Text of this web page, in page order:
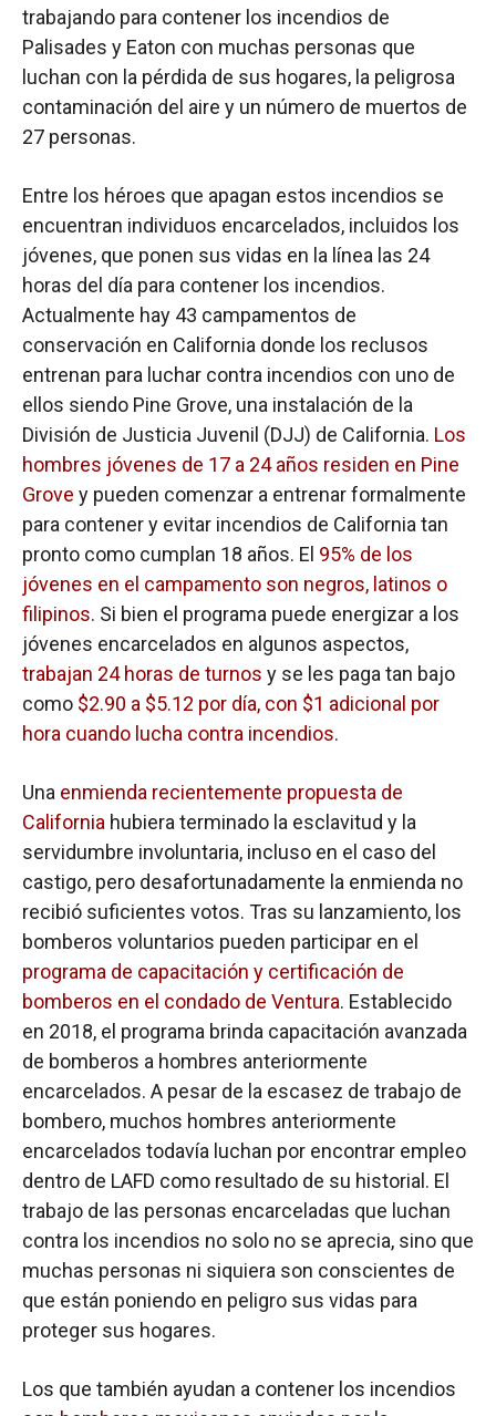
trabajando para contener los incendios de
Palisades y Eaton con muchas personas que
luchan con la pérdida de sus hogares, la peligrosa
contaminación del aire y un número de muertos de
27 personas.
Entre los héroes que apagan estos incendios se
encuentran individuos encarcelados, incluidos los
jóvenes, que ponen sus vidas en la línea las 24
horas del día para contener los incendios.
Actualmente hay 43 campamentos de
conservación en California donde los reclusos
entrenan para luchar contra incendios con uno de
ellos siendo Pine Grove, una instalación de la
División de Justicia Juvenil (DJJ) de California. Los
hombres jóvenes de 17 a 24 años residen en Pine
Grove y pueden comenzar a entrenar formalmente
para contener y evitar incendios de California tan
pronto como cumplan 18 años. El 95% de los
jóvenes en el campamento son negros, latinos o
filipinos. Si bien el programa puede energizar a los
jóvenes encarcelados en algunos aspectos,
trabajan 24 horas de turnos y se les paga tan bajo
como $2.90 a $5.12 por día, con $1 adicional por
hora cuando lucha contra incendios.
Una enmienda recientemente propuesta de
California hubiera terminado la esclavitud y la
servidumbre involuntaria, incluso en el caso del
castigo, pero desafortunadamente la enmienda no
recibió suficientes votos. Tras su lanzamiento, los
bomberos voluntarios pueden participar en el
programa de capacitación y certificación de
bomberos en el condado de Ventura. Establecido
en 2018, el programa brinda capacitación avanzada
de bomberos a hombres anteriormente
encarcelados. A pesar de la escasez de trabajo de
bombero, muchos hombres anteriormente
encarcelados todavía luchan por encontrar empleo
dentro de LAFD como resultado de su historial. El
trabajo de las personas encarceladas que luchan
contra los incendios no solo no se aprecia, sino que
muchas personas ni siquiera son conscientes de
que están poniendo en peligro sus vidas para
proteger sus hogares.
Los que también ayudan a contener los incendios